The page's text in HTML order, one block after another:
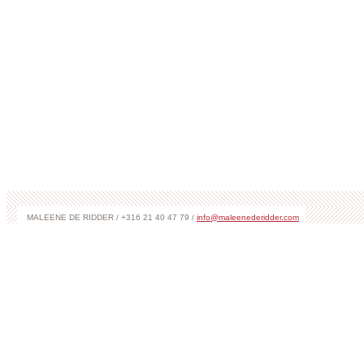
MALEENE DE RIDDER / +316 21 40 47 79 / info@maleenederidder.com